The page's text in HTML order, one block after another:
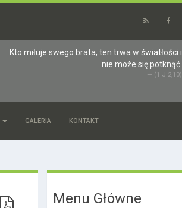
Kto miłuje swego brata, ten trwa w światłości i
nie może się potknąć.
(1 J 2,10)
GALERIA KONTAKT
Menu Główne